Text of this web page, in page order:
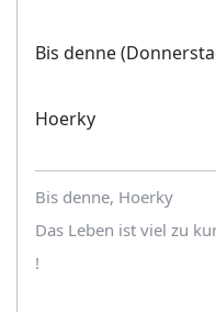
Bis denne
Hoerky
Bis denne, Hoerky
Das Leben ist viel zu
!